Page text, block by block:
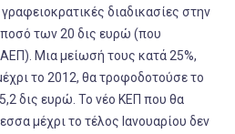
διαδικασίες στην
των 20 δις ευρώ (που
ΑΕΠ). Μια μείωσή τους κατά 25%,
το 2012, θα τροφοδοτούσε το
δις ευρώ. Το νέο ΚΕΠ που θα
μέχρι το τέλος Ιανουαρίου δεν